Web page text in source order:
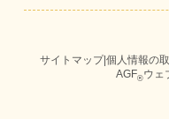
サイトマップ|個人情報の
AGF®ウェ